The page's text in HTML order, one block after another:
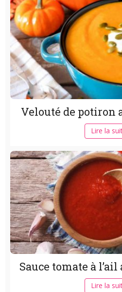
Velouté de potiron
Lire la
Sauce tomate à
Lire la